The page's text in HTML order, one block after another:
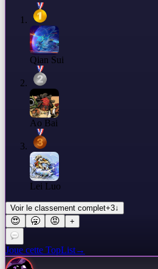
Qian Sui
Ao Bai
Lei Luo
Voir le classement complet+3↓
😍 🥱 😡 +
Joue cette TopList→